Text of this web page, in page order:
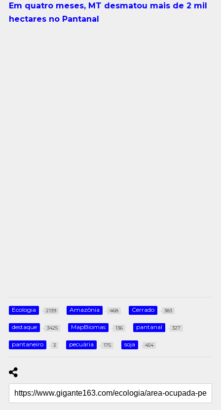
Em quatro meses, MT desmatou mais de 2 mil
hectares no Pantanal
Ecologia 2139 Amazônia 468 Cerrado 383
destaque 3425 MapBiomas 136 pantanal 327
pantaneiro 3 pecuária 175 soja 454